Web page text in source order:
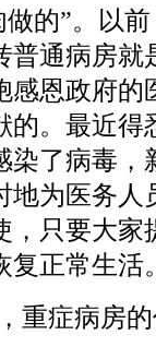
的”。以
普通病房
感恩政府
的。最近
染了病毒
地为医务
，只要大
复正常生活
重症病房